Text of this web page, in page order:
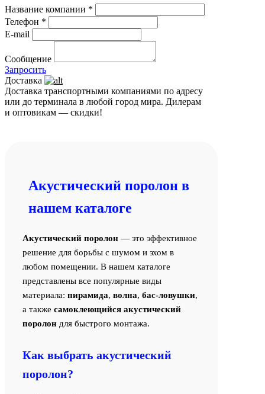
Название компании *
Телефон *
E-mail
Сообщение
Запросить
Доставка
Доставка транспортными компаниями по адресу
или до терминала в любой город мира. Дилерам
и оптовикам — скидки!
Акустический поролон в
нашем каталоге
Акустический поролон — это эффективное
решение для борьбы с шумом и эхом в
любом помещении. В нашем каталоге
представлены все популярные виды
материала: пирамида, волна, бас-ловушки,
а также самоклеющийся акустический
поролон для быстрого монтажа.
Как выбрать акустический
поролон?